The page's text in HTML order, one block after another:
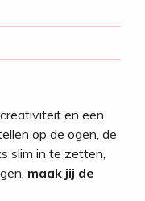
en een
op de ogen, de
slim in te zetten,
maak jij de